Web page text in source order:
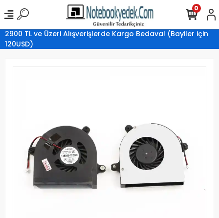
2900 TL ve Üzeri Alışverişlerde Kargo Bedava! (Bayiler için
120USD)
0